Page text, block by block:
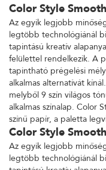
Color Style
Az egyik legjobb
legtöbb technológiánál
tapintású kreatív
felülettel rendelkezik. A
tapintható prégelési
alkalmas alternatívát
melyből 9 szín világos
alkalmas színalap. Color
színű papír, a paletta
Color Style
Az egyik legjobb
legtöbb technológiánál